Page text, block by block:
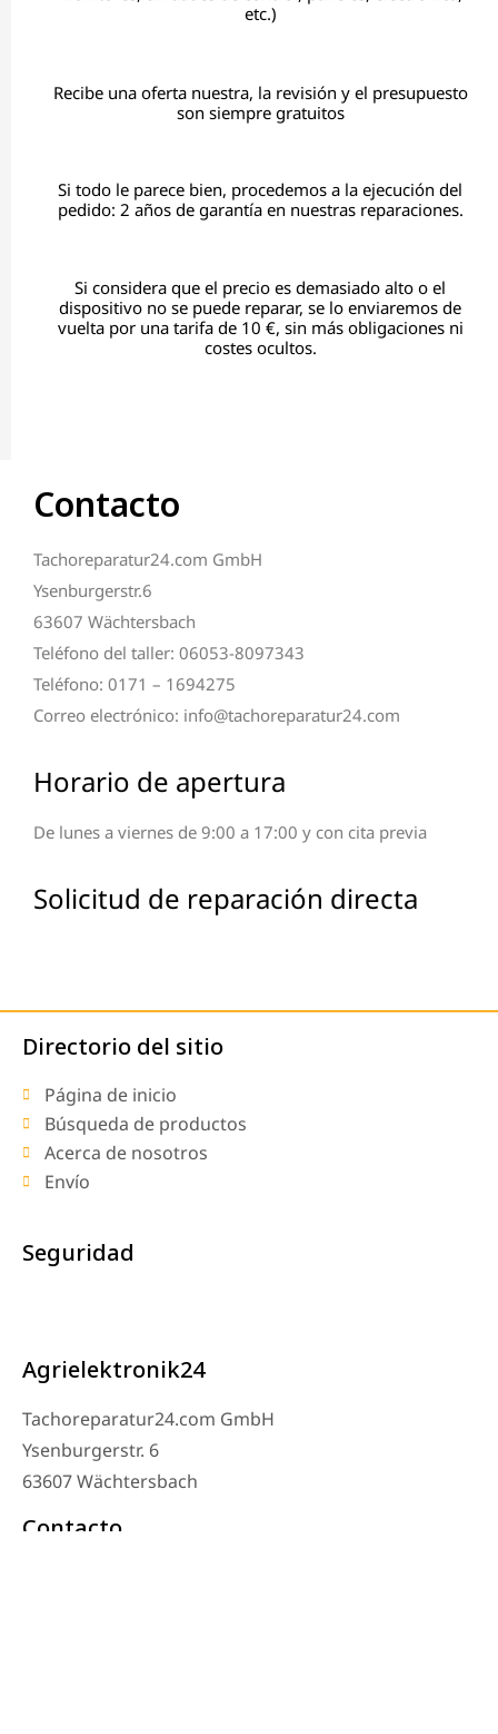
etc.)
Recibe una oferta nuestra, la revisión y el presupuesto
son siempre gratuitos
Si todo le parece bien, procedemos a la ejecución del
pedido: 2 años de garantía en nuestras reparaciones.
Si considera que el precio es demasiado alto o el
dispositivo no se puede reparar, se lo enviaremos de
vuelta por una tarifa de 10 €, sin más obligaciones ni
costes ocultos.
Contacto
Tachoreparatur24.com GmbH
Ysenburgerstr.6
63607 Wächtersbach
Teléfono del taller: 06053-8097343
Teléfono: 0171 – 1694275
Correo electrónico: info@tachoreparatur24.com
Horario de apertura
De lunes a viernes de 9:00 a 17:00 y con cita previa
Solicitud de reparación directa
Directorio del sitio
Página de inicio
Búsqueda de productos
Acerca de nosotros
Envío
Seguridad
Agrielektronik24
Tachoreparatur24.com GmbH
Ysenburgerstr. 6
63607 Wächtersbach
Contacto